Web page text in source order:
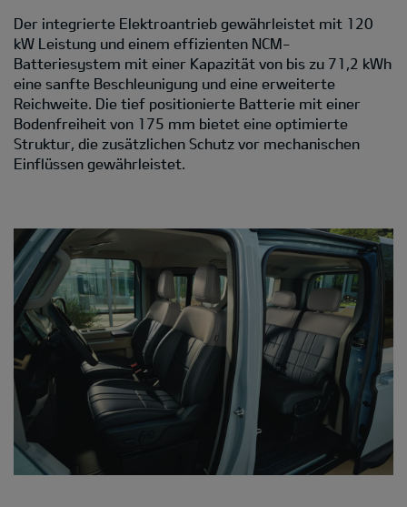
Der integrierte Elektroantrieb gewährleistet mit 120
kW Leistung und einem effizienten NCM-
Batteriesystem mit einer Kapazität von bis zu 71,2 kWh
eine sanfte Beschleunigung und eine erweiterte
Reichweite. Die tief positionierte Batterie mit einer
Bodenfreiheit von 175 mm bietet eine optimierte
Struktur, die zusätzlichen Schutz vor mechanischen
Einflüssen gewährleistet.